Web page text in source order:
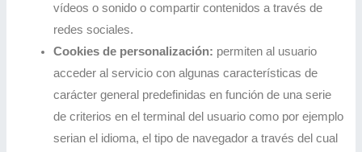
vídeos o sonido o compartir contenidos a través de
redes sociales.
Cookies de personalización: permiten al usuario
acceder al servicio con algunas características de
carácter general predefinidas en función de una serie
de criterios en el terminal del usuario como por ejemplo
serian el idioma, el tipo de navegador a través del cual